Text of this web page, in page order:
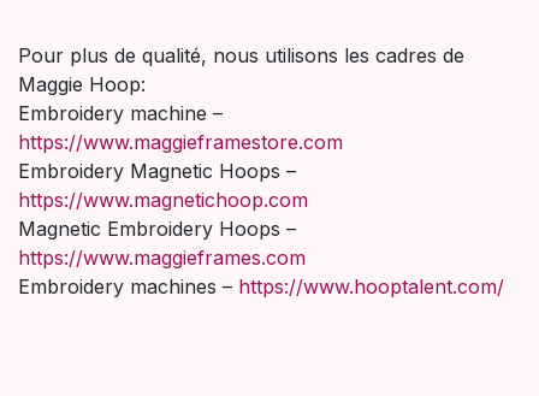
Pour plus de qualité, nous utilisons les cadres de
Maggie Hoop:
Embroidery machine –
https://www.maggieframestore.com
Embroidery Magnetic Hoops –
https://www.magnetichoop.com
Magnetic Embroidery Hoops –
https://www.maggieframes.com
Embroidery machines – https://www.hooptalent.com/